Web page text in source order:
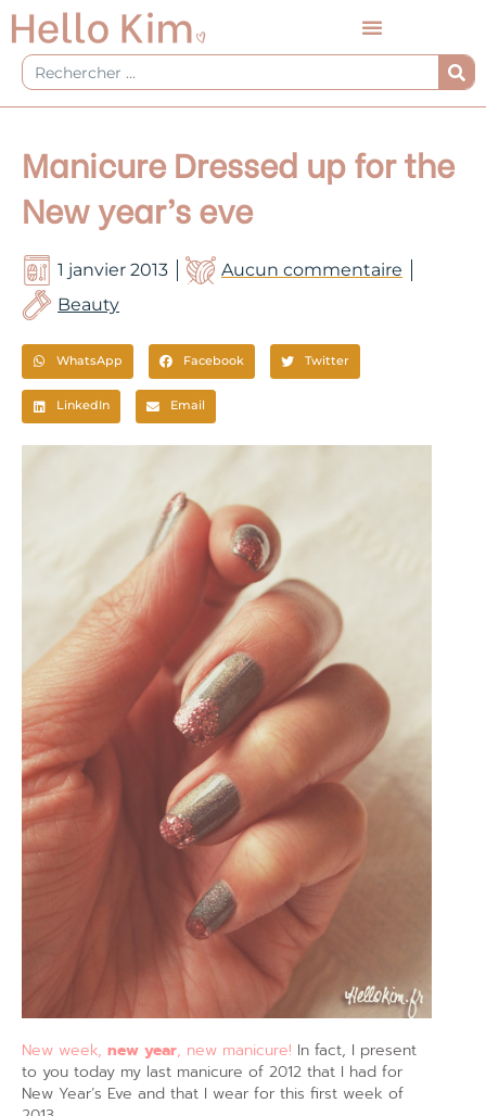
Aller
au
contenu
Rechercher
Manicure Dressed up for the
New year’s eve
1 janvier 2013
Aucun commentaire
Beauty
WhatsApp Facebook Twitter
LinkedIn Email
New week, new year, new manicure! In fact, I present
to you today my last manicure of 2012 that I had for
New Year’s Eve and that I wear for this first week of